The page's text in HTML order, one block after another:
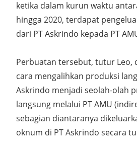
ketika dalam kurun waktu
hingga 2020, terdapat
dari PT Askrindo kepada PT
Perbuatan tersebut, tutur Leo,
cara mengalihkan produksi
Askrindo menjadi seolah-olah
langsung melalui PT AMU
sebagian diantaranya
oknum di PT Askrindo secara